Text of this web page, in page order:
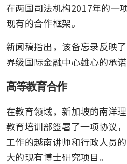
在两国司法机构2017年的一
现有的合作框架。
新闻稿指出，该备忘录反映
界级国际金融中心雄心的承诺
高等教育合作
在教育领域，新加坡的南洋
教育培训部签署了一项协议
工作的越南讲师和行政人员
大的现有博士研究项目。